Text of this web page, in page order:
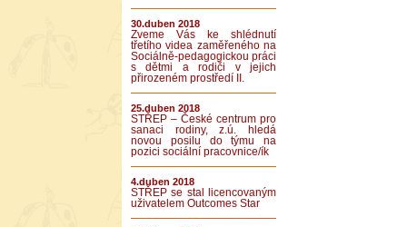
30.duben 2018
Zveme Vás ke shlédnutí
třetího videa zaměřeného na
Sociálně-pedagogickou práci
s dětmi a rodiči v jejich
přirozeném prostředí II.
25.duben 2018
STŘEP – České centrum pro
sanaci rodiny, z.ú. hledá
novou posilu do týmu na
pozici sociální pracovnice/ík
4.duben 2018
STŘEP se stal licencovaným
uživatelem Outcomes Star